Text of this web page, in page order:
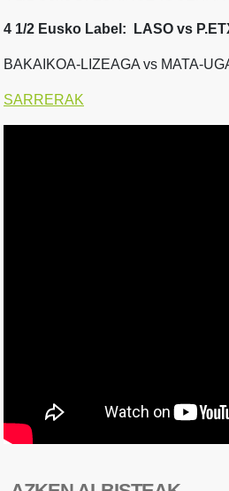
4 1/2 Eusko Label: LASO vs
BAKAIKOA-LIZEAGA vs MATA-
SARRERAK